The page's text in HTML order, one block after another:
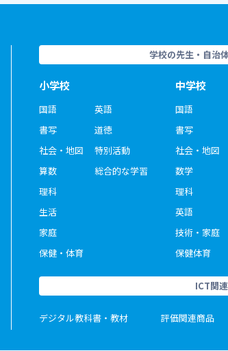
学校の先生・自治
小学校
国語
書写
社会・地図
算数
理科
生活
家庭
保健・体育
英語
道徳
特別活動
総合的な学習
中学校
国語
書写
社会・地図
数学
理科
英語
技術・家庭
保健体育
ICT関
デジタル教科書・教材 評価関連商品